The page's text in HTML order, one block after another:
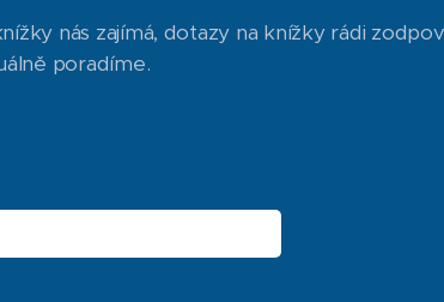
nás zajímá, dotazy na knížky rádi
poradíme.